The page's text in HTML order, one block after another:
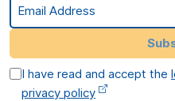
I have read and accept the
privacy policy